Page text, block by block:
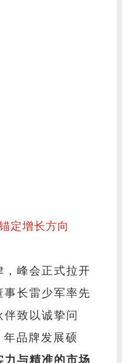
定增长方向
峰会正式拉开
长雷少军率先
致以诚挚问
品牌发展硕
力与精准的市场